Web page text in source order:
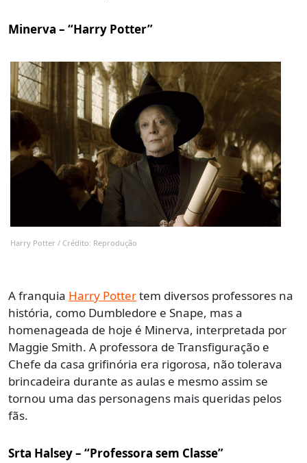
Minerva – “Harry Potter”
Harry Potter / Crédito: Reprodução
A franquia Harry Pottertem diversos professores na
história, como Dumbledore e Snape, mas a
homenageada de hoje é Minerva, interpretada por
Maggie Smith. A professora de Transfiguração e
Chefe da casa grifinória era rigorosa, não tolerava
brincadeira durante as aulas e mesmo assim se
tornou uma das personagens mais queridas pelos
fãs.
Srta Halsey – “Professora sem Classe”